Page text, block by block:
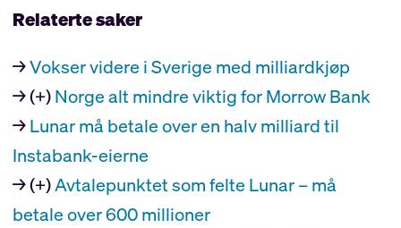
Relaterte saker
→Vokser videre i Sverige med milliardkjøp
→ (+)Norge alt mindre viktig for Morrow Bank
→Lunar må betale over en halv milliard til
Instabank-eierne
→ (+)Avtalepunktet som felte Lunar – må
betale over 600 millioner